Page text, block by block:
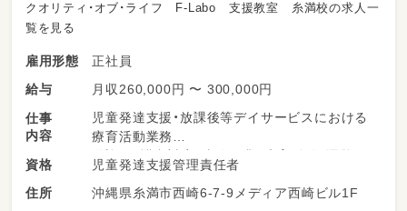
クオリティ・オブ・ライフ F-Labo 支援教室 糸満校の求人一
覧を見る
雇用形態
正社員
給与
月収260,000円 〜 300,000円
仕事
内容
児童発達支援・放課後等デイサービスにおける
療育活動業務
送迎、保護者対応、事務作業、療育活動、運営に
まつわる作業等
資格
児童発達支援管理責任者
住所
沖縄県糸満市西崎6-7-9メディア西崎ビル1F